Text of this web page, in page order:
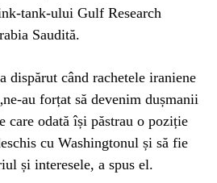
tank-ului Gulf Research
Saudită.
dispărut când rachetele iraniene
au forțat să devenim dușmanii
care odată își păstrau o poziție
cu Washingtonul și să fie
și interesele, a spus el.